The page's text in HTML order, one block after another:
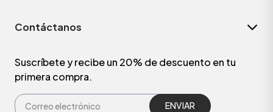
Contáctanos
Suscríbete y recibe un 20% de descuento en tu
primera compra.
ENVIAR